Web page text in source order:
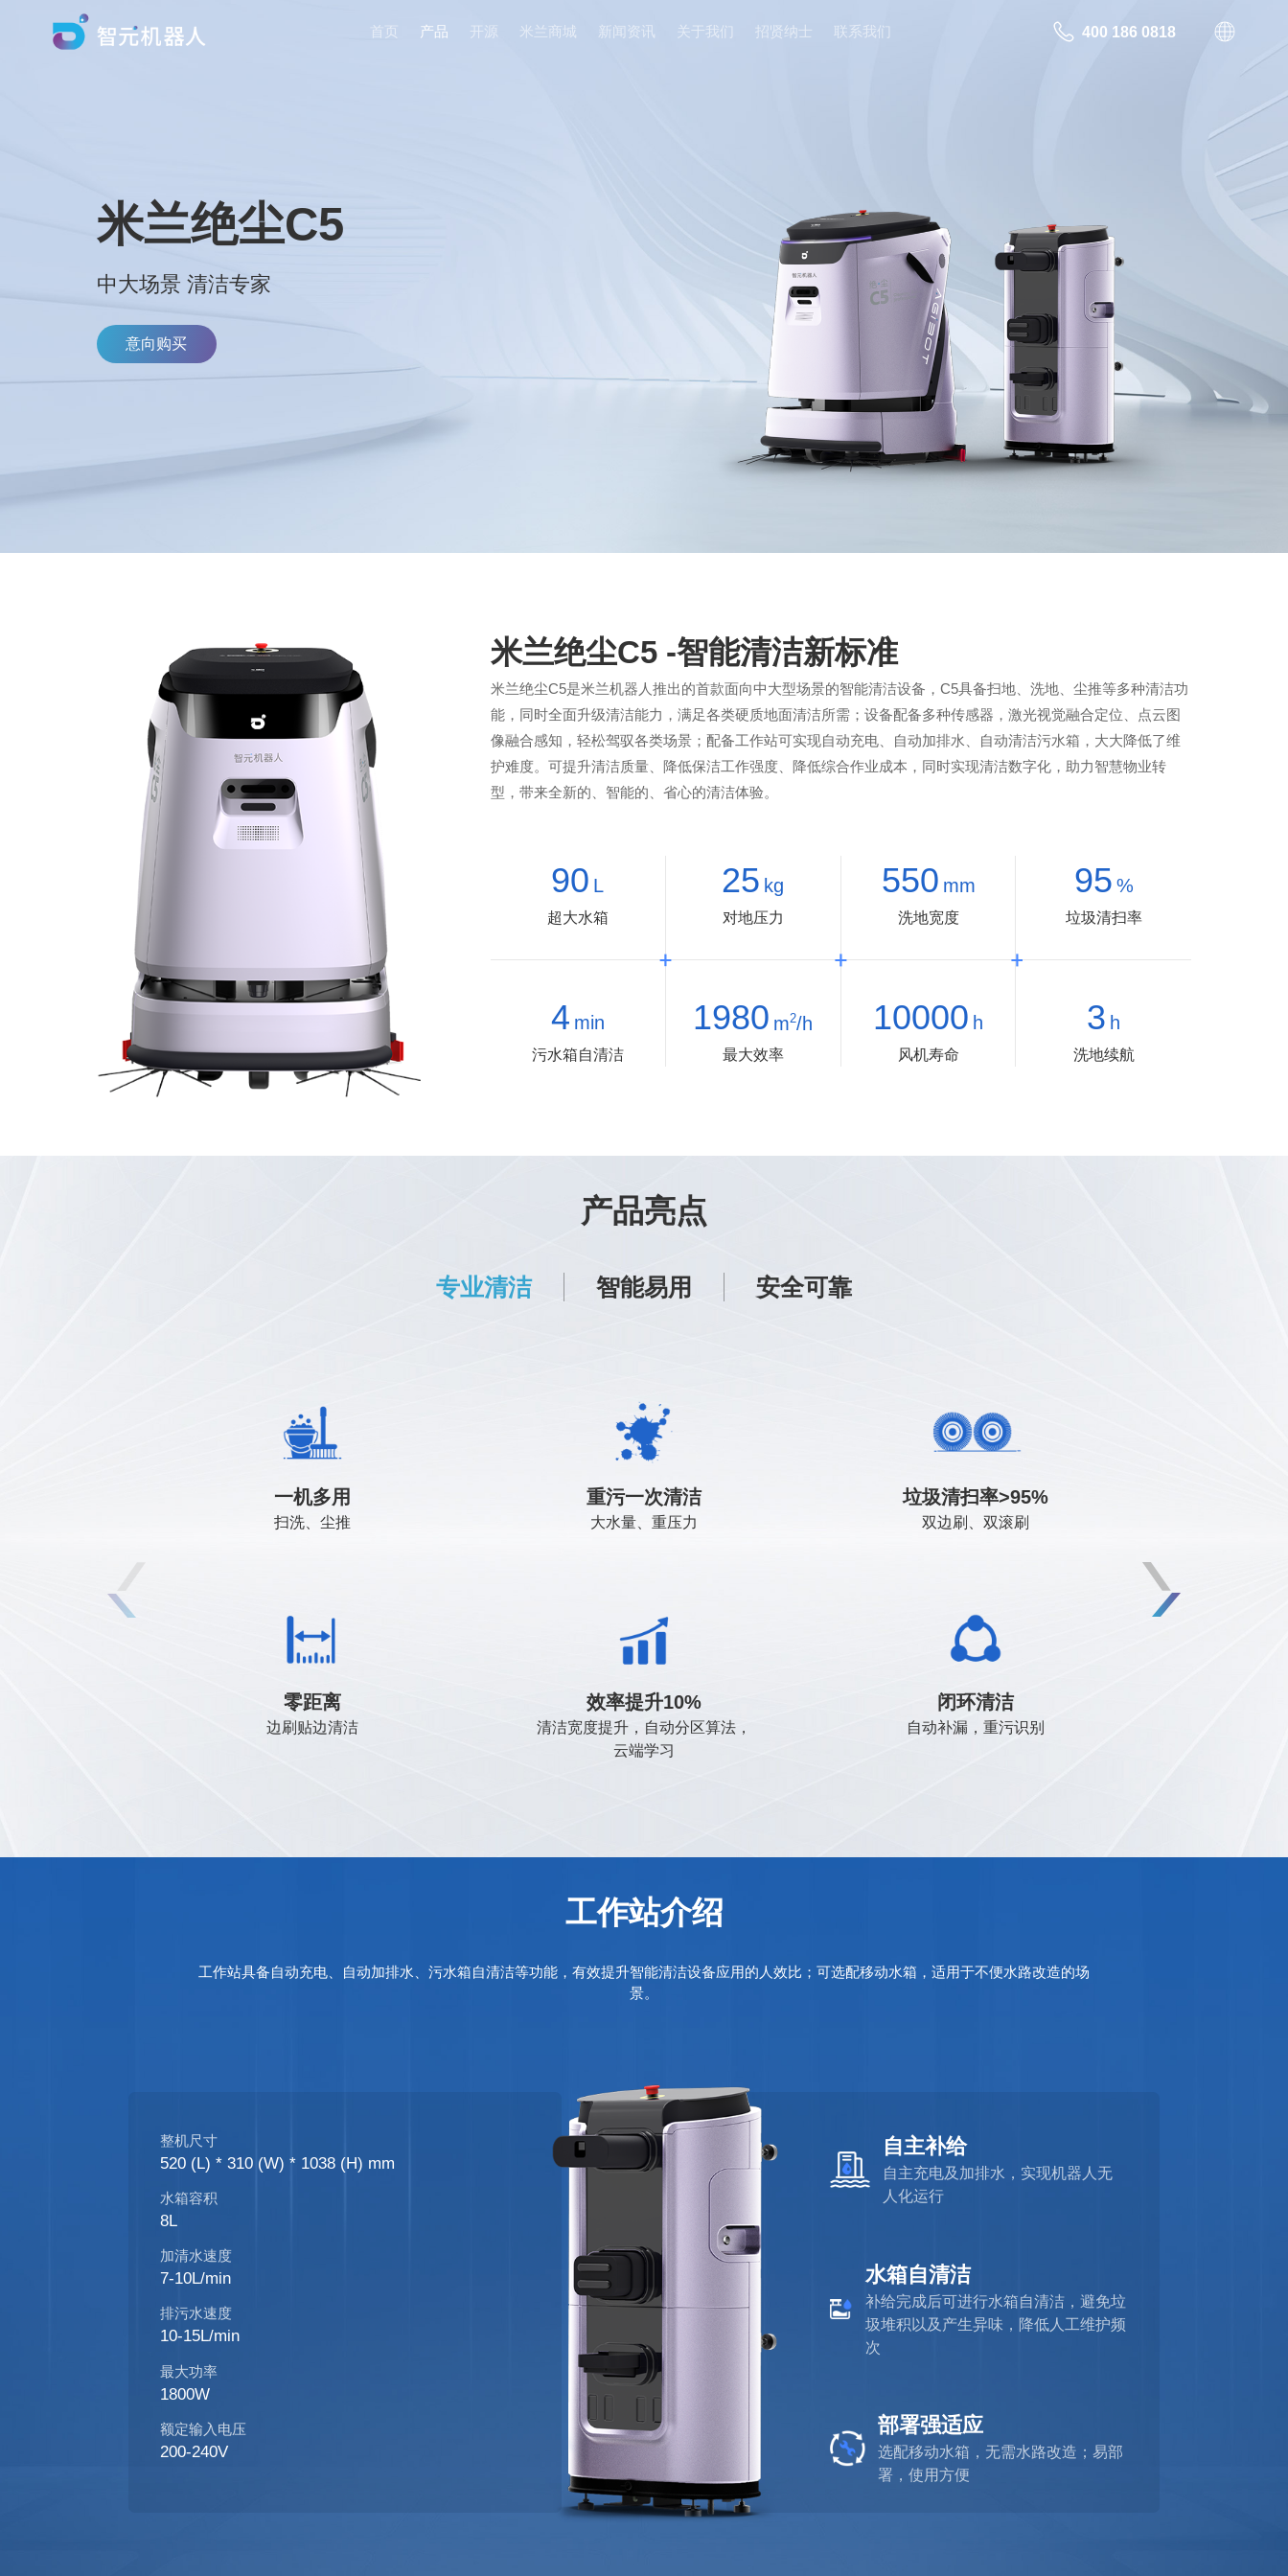
首页 产品 开源 米兰商城 新闻资讯 关于我们 招贤纳⼠ 联系我们 400 186 0818
米兰绝尘C5
中大场景 清洁专家
意向购买
米兰绝尘C5 -智能清洁新标准
米兰绝尘C5是米兰机器人推出的首款面向中大型场景的智能清洁设备，C5具备扫地、洗地、尘推等多种清洁功
能，同时全面升级清洁能力，满足各类硬质地面清洁所需；设备配备多种传感器，激光视觉融合定位、点云图
像融合感知，轻松驾驭各类场景；配备工作站可实现自动充电、自动加排水、自动清洁污水箱，大大降低了维
护难度。可提升清洁质量、降低保洁工作强度、降低综合作业成本，同时实现清洁数字化，助力智慧物业转
型，带来全新的、智能的、省心的清洁体验。
90 L
超大水箱
25 kg
对地压力
550 mm
洗地宽度
95 %
垃圾清扫率
4 min
污水箱自清洁
1980 m2/h
最大效率
10000 h
风机寿命
3 h
洗地续航
产品亮点
专业清洁 智能易用 安全可靠
一机多用
扫洗、尘推
重污一次清洁
大水量、重压力
垃圾清扫率>95%
双边刷、双滚刷
零距离
边刷贴边清洁
效率提升10%
清洁宽度提升，自动分区算法，
云端学习
闭环清洁
自动补漏，重污识别
车端、移动端、云端三端操控
远程唤醒，一键启动，任意位置初始
化
清洁边界自识别，任务自动分区，地
图自动更新
门禁、电梯联动，跨层跨区无障碍 自动排班，自动生成作业报告
自动充电，自动加排水，自动清洁污
水箱，减少人工介入
激光视觉融合定位技术，多场景安全
行驶
视觉点云融合感知，有效识别各类障
碍
盲区启停、跌落检测、碰撞预警、飞
车检测、双路安全冗余设计
故障诊断率>90%，异常主动告警，远
程维护
风机寿命10000h，双路冗余喷淋设
计，持久耐用
工作站介绍
工作站具备自动充电、自动加排水、污水箱自清洁等功能，有效提升智能清洁设备应用的人效比；可选配移动水箱，适用于不便水路改造的场
景。
整机尺寸
520 (L) * 310 (W) * 1038 (H) mm
水箱容积
8L
加清水速度
7-10L/min
排污水速度
10-15L/min
最大功率
1800W
额定输入电压
200-240V
自主补给
自主充电及加排水，实现机器人无
人化运行
水箱自清洁
补给完成后可进行水箱自清洁，避免垃
圾堆积以及产生异味，降低人工维护频
次
部署强适应
选配移动水箱，无需水路改造；易部
署，使用方便